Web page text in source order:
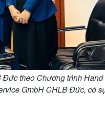
Đức theo Chương trình
GmbH CHLB Đức, có